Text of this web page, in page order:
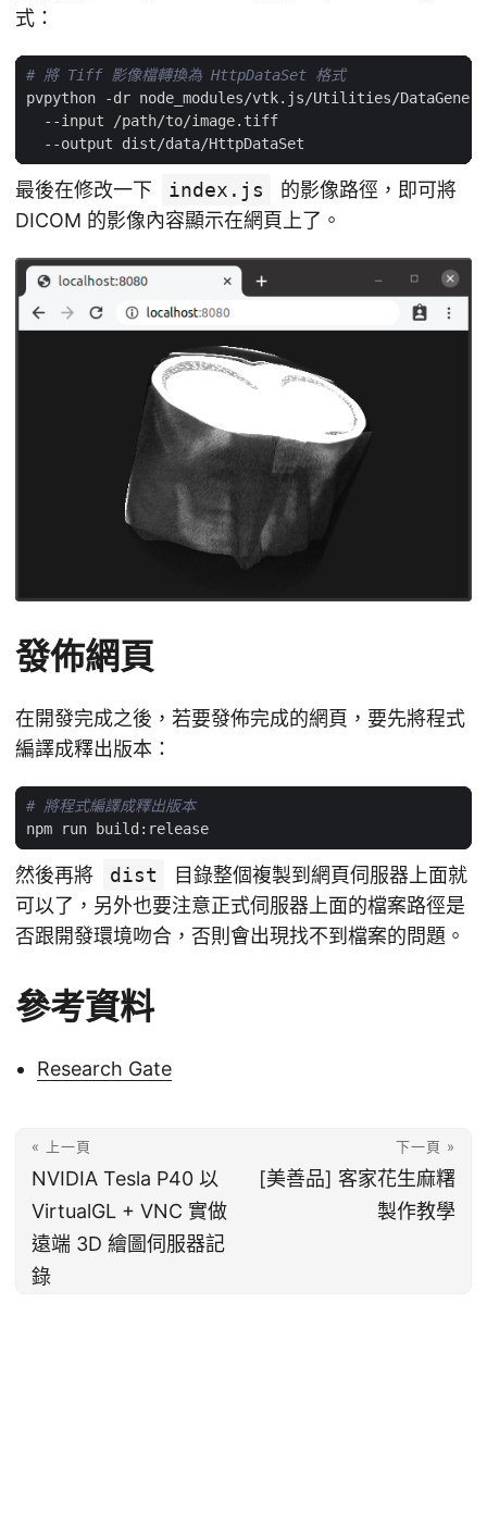
式：
# 將 Tiff 影像檔轉換為 HttpDataSet 格式
最後在修改一下 index.js
的影像路徑，即可將
DICOM 的影像內容顯示在網頁上了。
發佈網頁
在開發完成之後，若要發佈完成的網頁，要先將程式
編譯成釋出版本：
# 將程式編譯成釋出版本
然後再將 dist
目錄整個複製到網頁伺服器上面就
可以了，另外也要注意正式伺服器上面的檔案路徑是
否跟開發環境吻合，否則會出現找不到檔案的問題。
參考資料
Research Gate
« 上一頁
NVIDIA Tesla P40 以
VirtualGL + VNC 實做
遠端 3D 繪圖伺服器記
錄
下一頁 »
[美善品] 客家花生麻糬
製作教學